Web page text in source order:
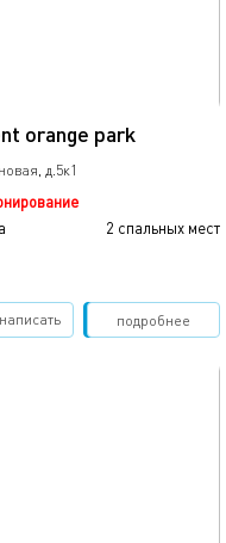
orange park
д.5к1
2 спальных мест
подробнее
написать Забронировать